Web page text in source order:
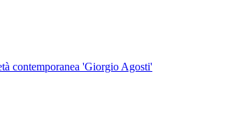
contemporanea 'Giorgio Agosti'